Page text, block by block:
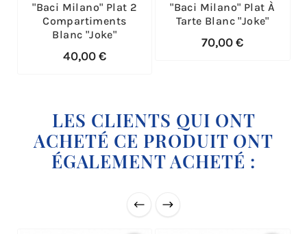
"Baci Milano" Plat 2
Compartiments
Blanc "Joke"
40,00 €
"Baci Milano" Plat À
Tarte Blanc "Joke"
70,00 €
LES CLIENTS QUI ONT
ACHETÉ CE PRODUIT ONT
ÉGALEMENT ACHETÉ :